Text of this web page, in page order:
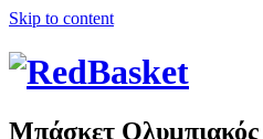
Skip to content
Μπάσκετ Ολυμπιακός